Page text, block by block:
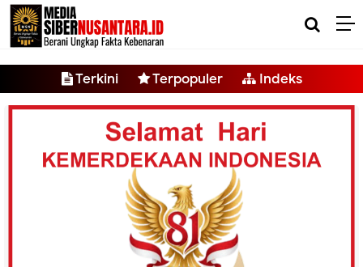
-->
Terkini Terpopuler Indeks